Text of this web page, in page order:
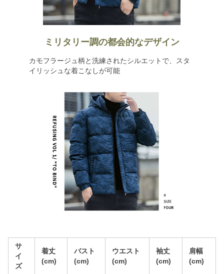
ミリタリー調の都会的なデザイン
カモフラージュ柄と洗練されたシルエットで、スタ
イリッシュな着こなしが可能
サ
イ
ズ
着丈
(cm)
バスト
(cm)
ウエスト
(cm)
袖丈
(cm)
肩幅
(cm)